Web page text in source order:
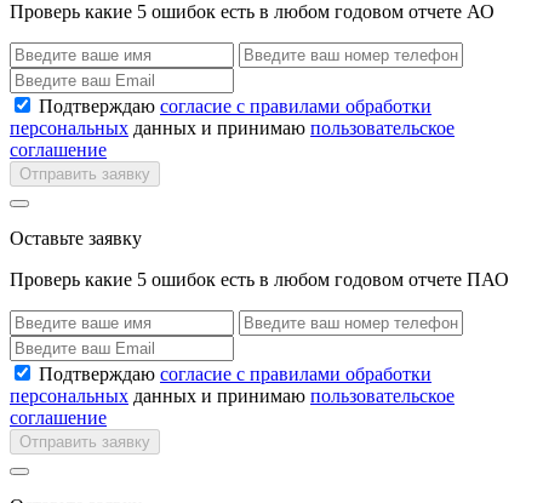
Проверь какие 5 ошибок есть в любом годовом отчете АО
Подтверждаю согласие с правилами обработки
персональных данных и принимаю пользовательское
соглашение
Отправить заявку
Оставьте заявку
Проверь какие 5 ошибок есть в любом годовом отчете ПАО
Подтверждаю согласие с правилами обработки
персональных данных и принимаю пользовательское
соглашение
Отправить заявку